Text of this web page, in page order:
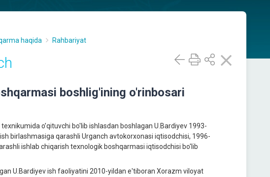
haqida Rahbariyat
boshlig'ining o'rinbosari
o’qituvchi bo'lib ishlasdan boshlagan U.Bardiyev 1993-
birlashmasiga qarashli Urganch avtokorxonasi iqtisodchisi, 1996-
ishlab chiqarish texnologik boshqarmasi iqtisodchisi bo'lib
U.Bardiyev ish faoliyatini 2010-yildan e'tiboran Xorazm viloyat